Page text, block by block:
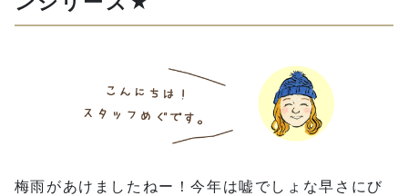
梅雨があけましたねー！今年は嘘でしょな早さにび